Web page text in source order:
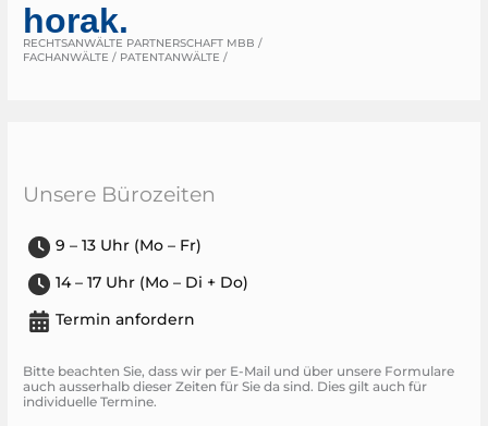
horak.
RECHTSANWÄLTE PARTNERSCHAFT MBB /
FACHANWÄLTE / PATENTANWÄLTE /
Unsere Bürozeiten
9 – 13 Uhr (Mo – Fr)
14 – 17 Uhr (Mo – Di + Do)
Termin anfordern
Bitte beachten Sie, dass wir per E-Mail und über unsere Formulare
auch ausserhalb dieser Zeiten für Sie da sind. Dies gilt auch für
individuelle Termine.